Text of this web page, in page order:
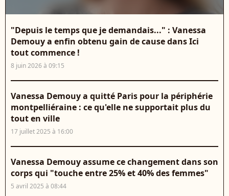
"Depuis le temps que je demandais..." : Vanessa
Demouy a enfin obtenu gain de cause dans Ici
tout commence !
8 juin 2026 à 09:15
Vanessa Demouy a quitté Paris pour la périphérie
montpelliéraine : ce qu'elle ne supportait plus du
tout en ville
17 juillet 2025 à 16:00
Vanessa Demouy assume ce changement dans son
corps qui "touche entre 25% et 40% des femmes"
5 avril 2025 à 08:44